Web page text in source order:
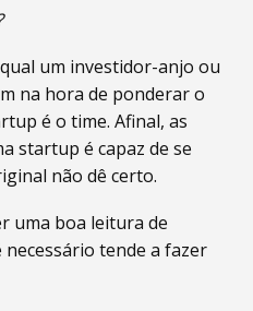
um investidor-anjo ou
na hora de ponderar o
é o time. Afinal, as
startup é capaz de se
não dê certo.
uma boa leitura de
necessário tende a fazer